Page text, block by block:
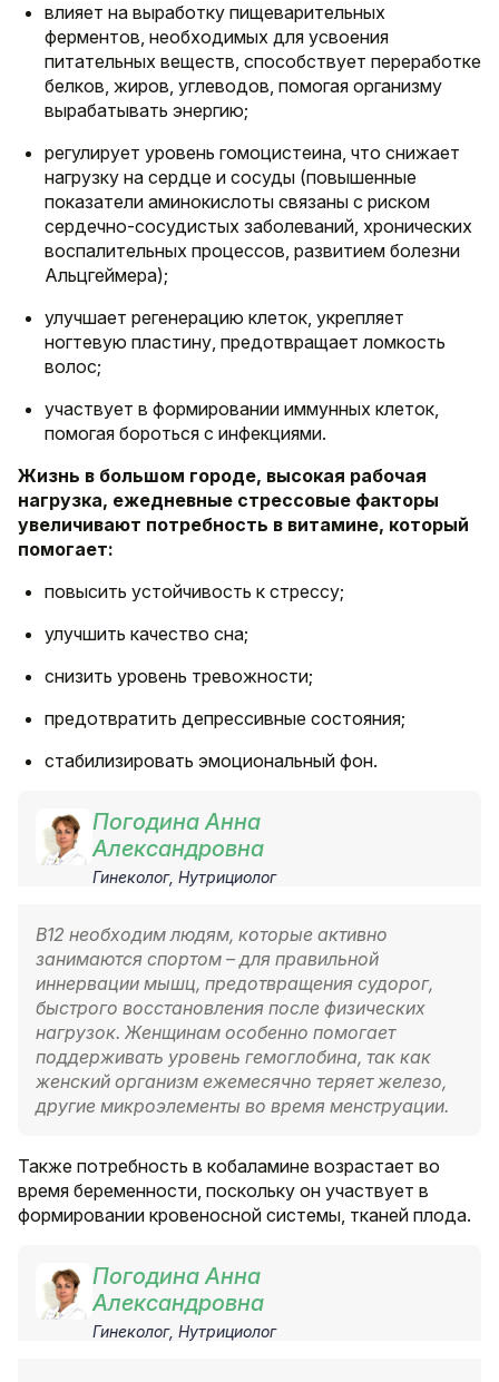
влияет на выработку пищеварительных
ферментов, необходимых для усвоения
питательных веществ, способствует переработке
белков, жиров, углеводов, помогая организму
вырабатывать энергию;
регулирует уровень гомоцистеина, что снижает
нагрузку на сердце и сосуды (повышенные
показатели аминокислоты связаны с риском
сердечно-сосудистых заболеваний, хронических
воспалительных процессов, развитием болезни
Альцгеймера);
улучшает регенерацию клеток, укрепляет
ногтевую пластину, предотвращает ломкость
волос;
участвует в формировании иммунных клеток,
помогая бороться с инфекциями.
Жизнь в большом городе, высокая рабочая
нагрузка, ежедневные стрессовые факторы
увеличивают потребность в витамине, который
помогает:
повысить устойчивость к стрессу;
улучшить качество сна;
снизить уровень тревожности;
предотвратить депрессивные состояния;
стабилизировать эмоциональный фон.
Погодина Анна
Александровна
Гинеколог, Нутрициолог
В12 необходим людям, которые активно
занимаются спортом – для правильной
иннервации мышц, предотвращения судорог,
быстрого восстановления после физических
нагрузок. Женщинам особенно помогает
поддерживать уровень гемоглобина, так как
женский организм ежемесячно теряет железо,
другие микроэлементы во время менструации.
Также потребность в кобаламине возрастает во
время беременности, поскольку он участвует в
формировании кровеносной системы, тканей плода.
Погодина Анна
Александровна
Гинеколог, Нутрициолог